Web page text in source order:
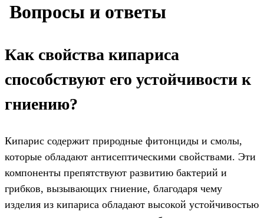
️ Вопросы и ответы
Как свойства кипариса
способствуют его устойчивости к
гниению?
Кипарис содержит природные фитонциды и смолы,
которые обладают антисептическими свойствами. Эти
компоненты препятствуют развитию бактерий и
грибков, вызывающих гниение, благодаря чему
изделия из кипариса обладают высокой устойчивостью